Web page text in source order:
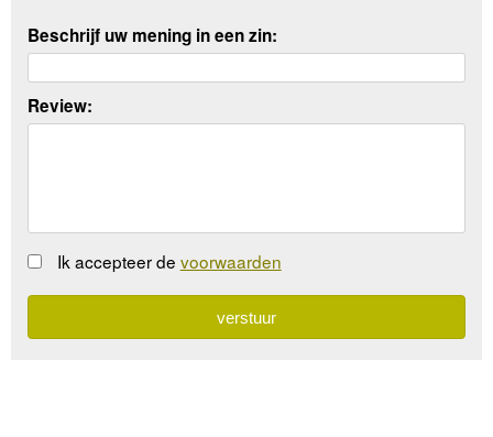
Beschrijf uw mening in een zin:
Review:
Ik accepteer de voorwaarden